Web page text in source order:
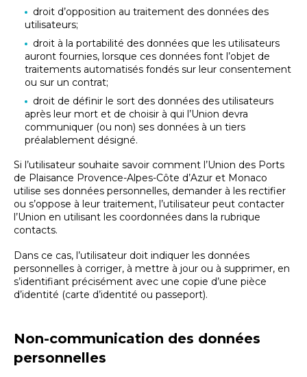
droit d’opposition au traitement des données des
utilisateurs;
droit à la portabilité des données que les utilisateurs
auront fournies, lorsque ces données font l’objet de
traitements automatisés fondés sur leur consentement
ou sur un contrat;
droit de définir le sort des données des utilisateurs
après leur mort et de choisir à qui l’Union devra
communiquer (ou non) ses données à un tiers
préalablement désigné.
Si l’utilisateur souhaite savoir comment l’Union des Ports
de Plaisance Provence-Alpes-Côte d’Azur et Monaco
utilise ses données personnelles, demander à les rectifier
ou s’oppose à leur traitement, l’utilisateur peut contacter
l’Union en utilisant les coordonnées dans la rubrique
contacts.
Dans ce cas, l’utilisateur doit indiquer les données
personnelles à corriger, à mettre à jour ou à supprimer, en
s’identifiant précisément avec une copie d’une pièce
d’identité (carte d’identité ou passeport).
Non-communication des données
personnelles